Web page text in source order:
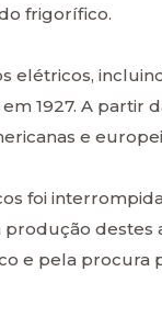
frigorífico.
1927. A partir
e
foi
produção
e pela procura